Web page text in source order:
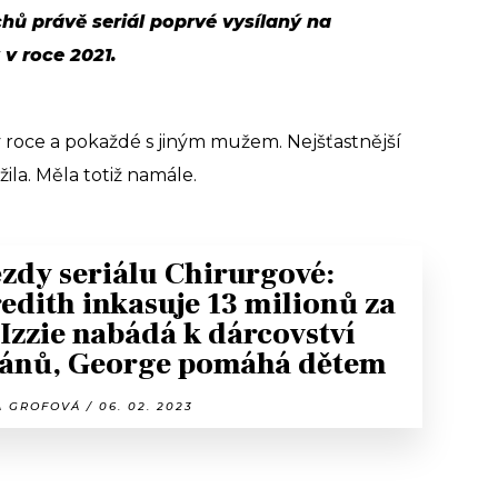
právě seriál poprvé vysílaný na
roce 2021.
a pokaždé s jiným mužem. Nejšťastnější
Měla totiž namále.
seriálu Chirurgové:
inkasuje 13 milionů za
nabádá k dárcovství
George pomáhá dětem
GROFOVÁ / 06. 02. 2023